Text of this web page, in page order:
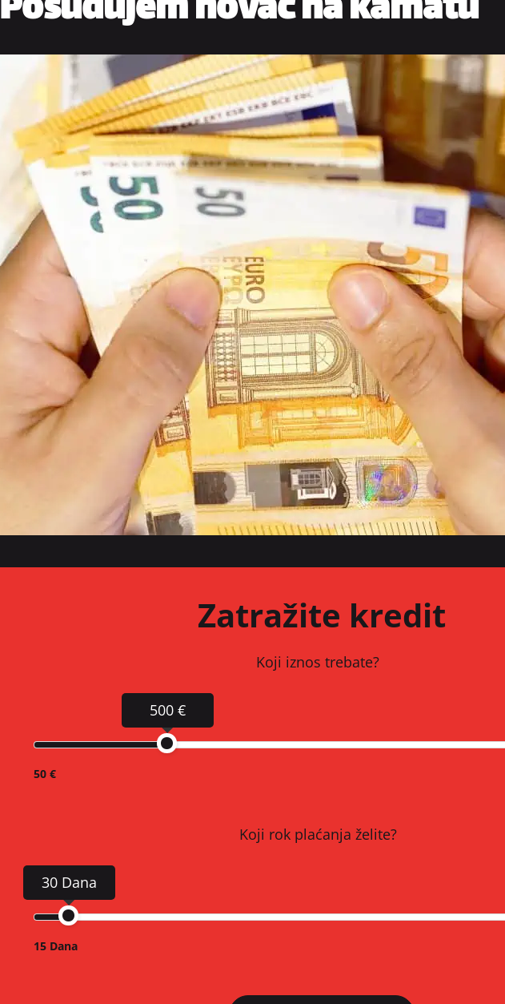
Zatražite kredit
Koji iznos trebate?
500 €
50 €
Koji rok plaćanja želite?
30 Dana
15 Dana